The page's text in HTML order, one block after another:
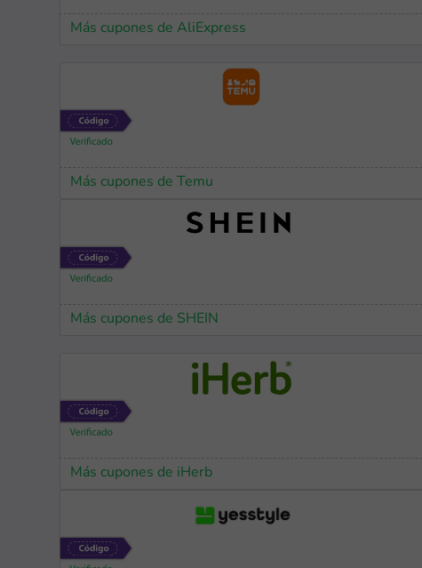
Más cupones de AliExpress
Más cupones de Temu
Más cupones de SHEIN
Más cupones de iHerb